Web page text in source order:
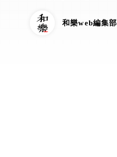
和樂web編集部